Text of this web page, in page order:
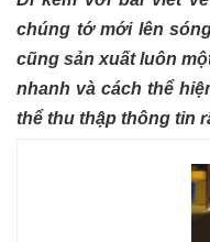
chúng tớ mới lên
cũng sản xuất luôn
nhanh và cách thể
thể thu thập thông tin